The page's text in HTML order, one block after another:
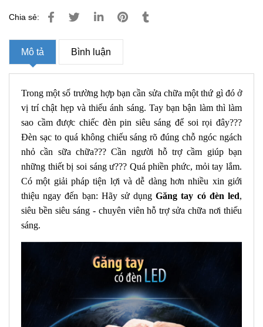
Chia sẻ:
Mô tả Bình luận
Trong một số trường hợp bạn cần sửa chữa một thứ gì đó ở
vị trí chật hẹp và thiếu ánh sáng. Tay bạn bận làm thì làm
sao cầm được chiếc đèn pin siêu sáng để soi rọi đây???
Đèn sạc to quá không chiếu sáng rõ đúng chỗ ngóc ngách
nhỏ cần sữa chữa??? Cần người hỗ trợ cầm giúp bạn
những thiết bị soi sáng ư??? Quá phiền phức, mỏi tay lắm.
Có một giải pháp tiện lợi và dễ dàng hơn nhiều xin giới
thiệu ngay đến bạn: Hãy sử dụngGăng tay có đèn led,
siêu bền siêu sáng - chuyên viên hỗ trợ sửa chữa nơi thiếu
sáng.